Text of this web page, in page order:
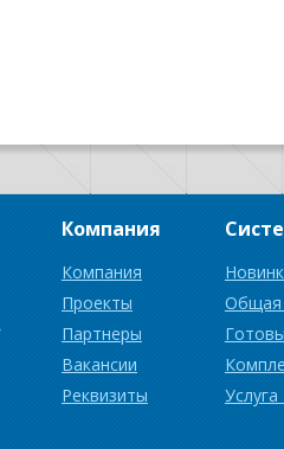
Компания
Компания
Проекты
Партнеры
Вакансии
Реквизиты
Общая